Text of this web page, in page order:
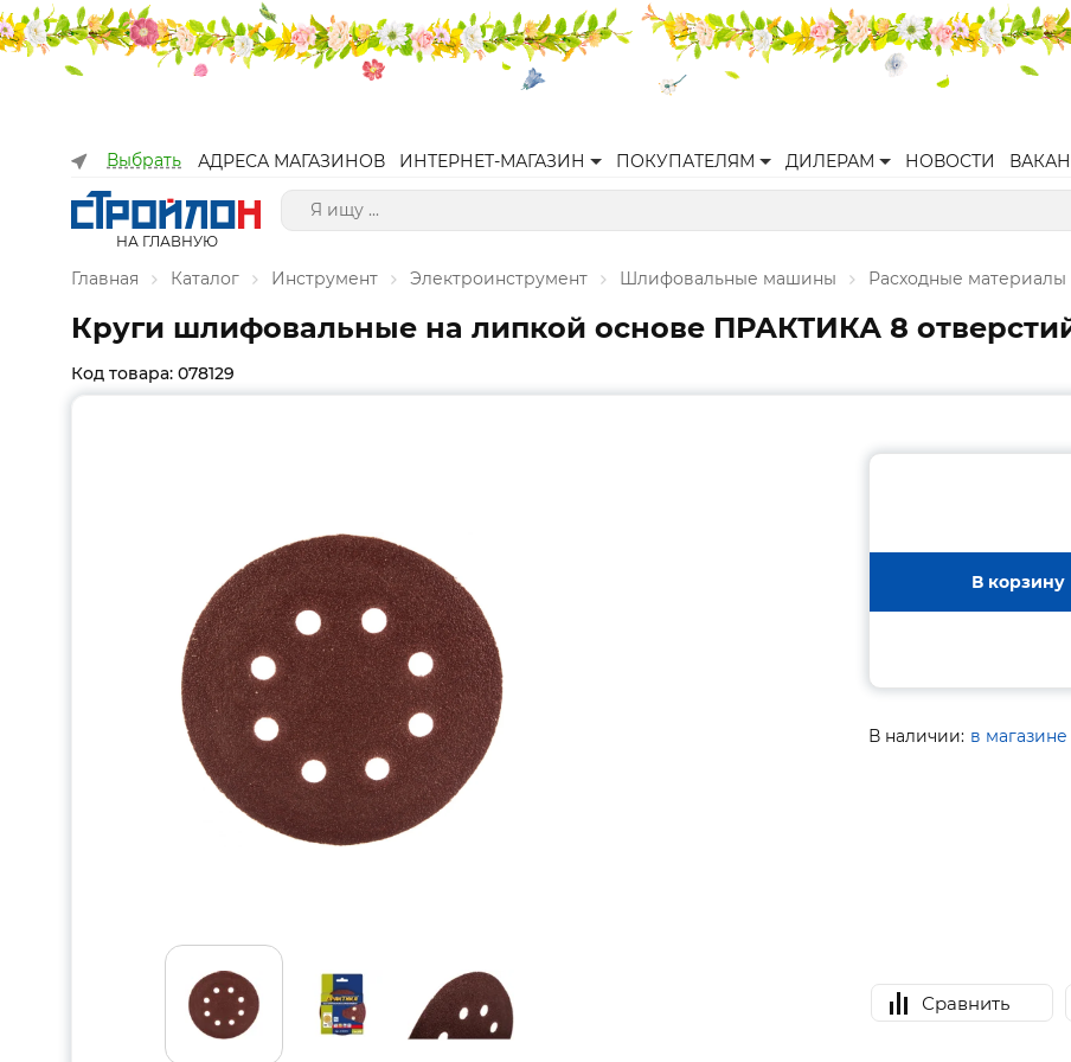
Выбрать АДРЕСА МАГАЗИНОВ ИНТЕРНЕТ-МАГАЗИН ПОКУПАТЕЛЯМ ДИЛЕРАМ НОВОСТИ
НА ГЛАВНУЮ
Главная Каталог Инструмент Электроинструмент Шлифовальные машины Расходные материалы
Круги шлифовальные на липкой основе ПРАКТИКА 8
Код товара: 078129
В корзину
В наличии: в
Сравнить